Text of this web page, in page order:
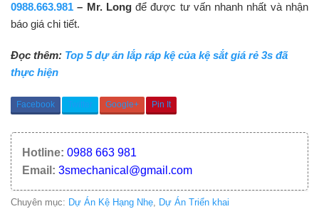
0988.663.981 – Mr. Longđể được tư vấn nhanh nhất và nhận
báo giá chi tiết.
Đọc thêm: Top 5 dự án lắp ráp kệ của kệ sắt giá rẻ 3s đã
thực hiện
Facebook Twitter Google+ Pin It
Hotline: 0988 663 981
Email: 3smechanical@gmail.com
Chuyên mục: Dự Án Kệ Hạng Nhẹ, Dự Án Triển khai